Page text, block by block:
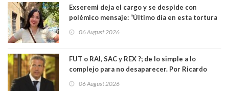
Exseremi deja el cargo y se despide con
polémico mensaje: “Último día en esta tortura
06 August 2026
FUT o RAI, SAC y REX ?; de lo simple a lo
complejo para no desaparecer. Por Ricardo
06 August 2026